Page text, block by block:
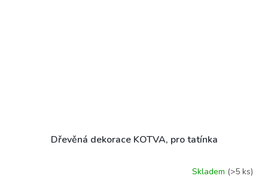
Dřevěná dekorace KOTVA, pro tatínka
Skladem (>5 ks)